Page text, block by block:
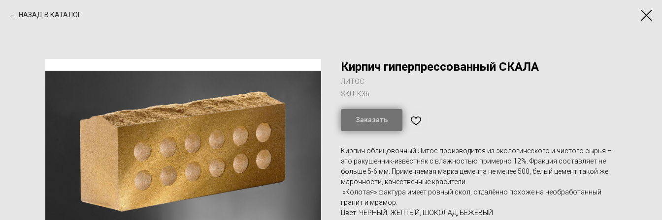
НАЗАД В КАТАЛОГ
Кирпич гиперпрессованный СКАЛА
ЛИТОС
SKU: К36
Заказать
Кирпич облицовочный Литос производится из экологического и чистого сырья –
это ракушечник-известняк с влажностью примерно 12%. Фракция составляет не
больше 5-6 мм. Применяемая марка цемента не менее 500, белый цемент такой же
марочности, качественные красители.
«Колотая» фактура имеет ровный скол, отдалённо похоже на необработанный
гранит и мрамор.
Цвет: ЧЕРНЫЙ, ЖЕЛТЫЙ, ШОКОЛАД, БЕЖЕВЫЙ